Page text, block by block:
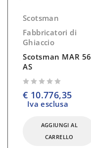
Scotsman
Fabbricatori di
Ghiaccio
Scotsman MAR 56
AS
€ 10.776,35
Iva esclusa
AGGIUNGI AL
CARRELLO